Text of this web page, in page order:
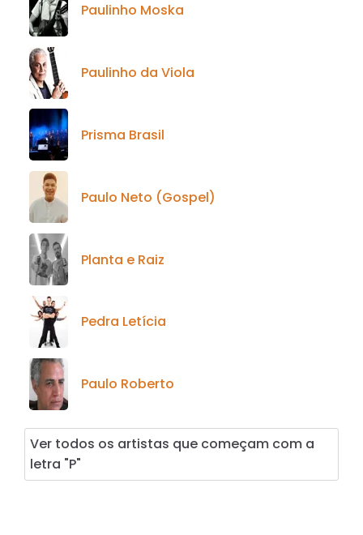
Paulinho Moska
Paulinho da Viola
Prisma Brasil
Paulo Neto (Gospel)
Planta e Raiz
Pedra Letícia
Paulo Roberto
Ver todos os artistas que começam com a
letra "P"